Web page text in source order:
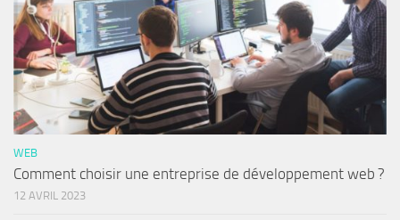
WEB
Comment choisir une entreprise de développement web ?
12 AVRIL 2023